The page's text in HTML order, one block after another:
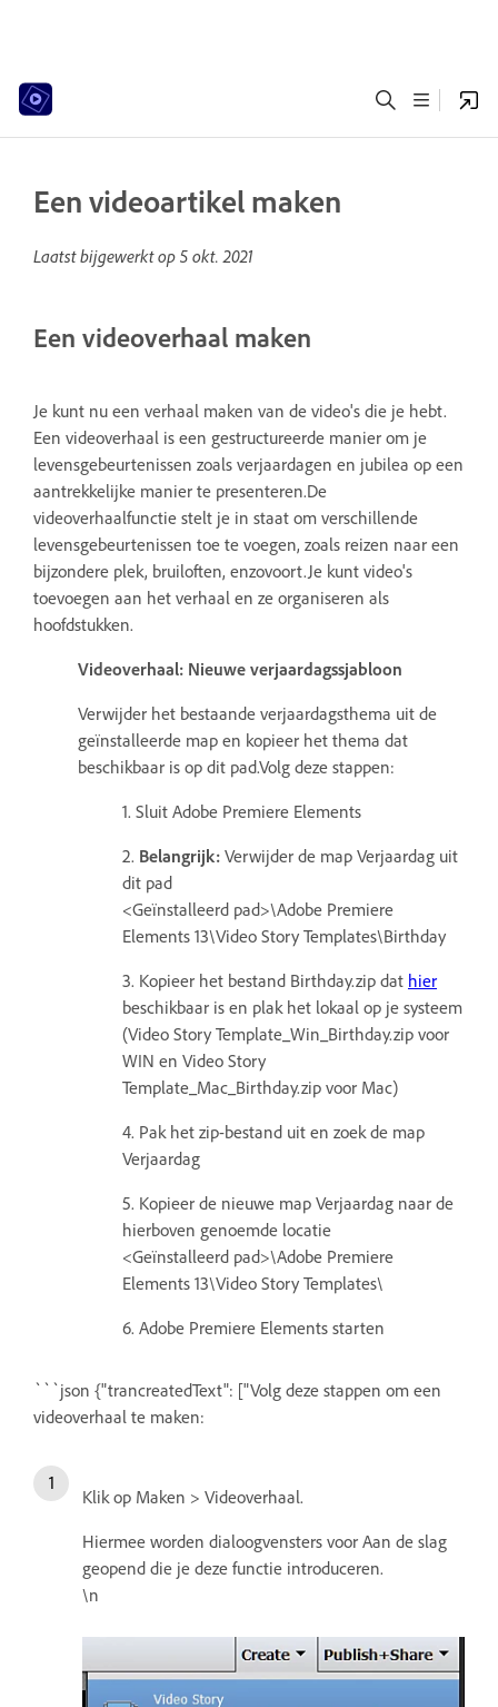
Een videoartikel maken
Laatst bijgewerkt op 5 okt. 2021
Een videoverhaal maken
Je kunt nu een verhaal maken van de video's die je hebt.
Een videoverhaal is een gestructureerde manier om je
levensgebeurtenissen zoals verjaardagen en jubilea op een
aantrekkelijke manier te presenteren.De
videoverhaalfunctie stelt je in staat om verschillende
levensgebeurtenissen toe te voegen, zoals reizen naar een
bijzondere plek, bruiloften, enzovoort.Je kunt video's
toevoegen aan het verhaal en ze organiseren als
hoofdstukken.
Videoverhaal: Nieuwe verjaardagssjabloon
Verwijder het bestaande verjaardagsthema uit de
geïnstalleerde map en kopieer het thema dat
beschikbaar is op dit pad.Volg deze stappen:
1. Sluit Adobe Premiere Elements
2. Belangrijk: Verwijder de map Verjaardag uit
dit pad
<Geïnstalleerd pad>\Adobe Premiere
Elements 13\Video Story Templates\Birthday
3. Kopieer het bestand Birthday.zip dat hier
beschikbaar is en plak het lokaal op je systeem
(Video Story Template_Win_Birthday.zip voor
WIN en Video Story
Template_Mac_Birthday.zip voor Mac)
4. Pak het zip-bestand uit en zoek de map
Verjaardag
5. Kopieer de nieuwe map Verjaardag naar de
hierboven genoemde locatie
<Geïnstalleerd pad>\Adobe Premiere
Elements 13\Video Story Templates\
6. Adobe Premiere Elements starten
```json {"trancreatedText": ["Volg deze stappen om een
videoverhaal te maken:
Klik op Maken > Videoverhaal.
Hiermee worden dialoogvensters voor Aan de slag
geopend die je deze functie introduceren.
\n